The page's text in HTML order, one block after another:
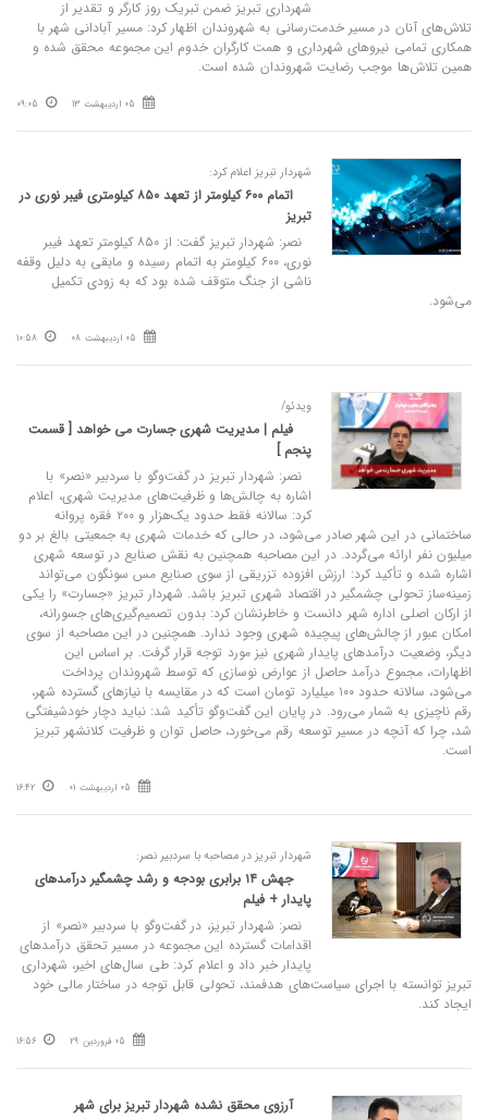
شهرداری تبریز ضمن تبریک روز کارگر و تقدیر از
تلاش‌های آنان در مسیر خدمت‌رسانی به شهروندان اظهار کرد: مسیر آبادانی شهر با
همکاری تمامی نیروهای شهرداری و همت کارگران خدوم این مجموعه محقق شده و
همین تلاش‌ها موجب رضایت شهروندان شده است.
05 اردیبهشت 13 09:05
شهردار تبریز اعلام کرد:
اتمام ۶۰۰ کیلومتر از تعهد ۸۵۰ کیلومتری فیبر نوری در
تبریز
نصر: شهردار تبریز گفت: از ۸۵۰ کیلومتر تعهد فیبر
نوری، ۶۰۰ کیلومتر به اتمام رسیده و مابقی به دلیل وقفه
ناشی از جنگ متوقف شده بود که به زودی تکمیل
می‌شود.
05 اردیبهشت 08 10:58
ویدئو/
فیلم | مدیریت شهری جسارت می خواهد [ قسمت
پنجم ]
نصر: شهردار تبریز در گفت‌وگو با سردبیر «نصر» با
اشاره به چالش‌ها و ظرفیت‌های مدیریت شهری، اعلام
کرد: سالانه فقط حدود یک‌هزار و ۲۰۰ فقره پروانه
ساختمانی در این شهر صادر می‌شود، در حالی که خدمات شهری به جمعیتی بالغ بر دو
میلیون نفر ارائه می‌گردد. در این مصاحبه همچنین به نقش صنایع در توسعه شهری
اشاره شده و تأکید کرد: ارزش افزوده تزریقی از سوی صنایع مس سونگون می‌تواند
زمینه‌ساز تحولی چشمگیر در اقتصاد شهری تبریز باشد. شهردار تبریز «جسارت» را یکی
از ارکان اصلی اداره شهر دانست و خاطرنشان کرد: بدون تصمیم‌گیری‌های جسورانه،
امکان عبور از چالش‌های پیچیده شهری وجود ندارد. همچنین در این مصاحبه از سوی
دیگر، وضعیت درآمدهای پایدار شهری نیز مورد توجه قرار گرفت. بر اساس این
اظهارات، مجموع درآمد حاصل از عوارض نوسازی که توسط شهروندان پرداخت
می‌شود، سالانه حدود ۱۰۰ میلیارد تومان است که در مقایسه با نیازهای گسترده شهر،
رقم ناچیزی به شمار می‌رود. در پایان این گفت‌وگو تأکید شد: نباید دچار خودشیفتگی
شد، چرا که آنچه در مسیر توسعه رقم می‌خورد، حاصل توان و ظرفیت کلانشهر تبریز
است.
05 اردیبهشت 01 16:42
شهردار تبریز در مصاحبه با سردبیر نصر:
جهش ۱۴ برابری بودجه و رشد چشمگیر درآمدهای
پایدار + فیلم
نصر: شهردار تبریز، در گفت‌وگو با سردبیر «نصر» از
اقدامات گسترده این مجموعه در مسیر تحقق درآمدهای
پایدار خبر داد و اعلام کرد: طی سال‌های اخیر، شهرداری
تبریز توانسته با اجرای سیاست‌های هدفمند، تحولی قابل توجه در ساختار مالی خود
ایجاد کند.
05 فروردین 29 16:56
آرزوی محقق‌ نشده شهردار تبریز برای شهر